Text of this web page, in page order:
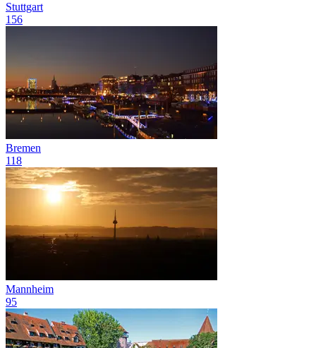
Stuttgart
156
Bremen
118
Mannheim
95